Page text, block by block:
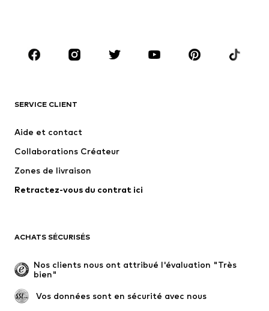
Accessoires
Premium
Nouveautés
Lingerie
Manteaux
Jupes
Occasions spéciales
Exclusif
Remise à neuf
SERVICE CLIENT
Aide et contact
Collaborations Créateur
Zones de livraison
Retractez-vous du contrat ici
ACHATS SÉCURISÉS
Nos clients nous ont attribué l'évaluation "Très
bien"
Vos données sont en sécurité avec nous